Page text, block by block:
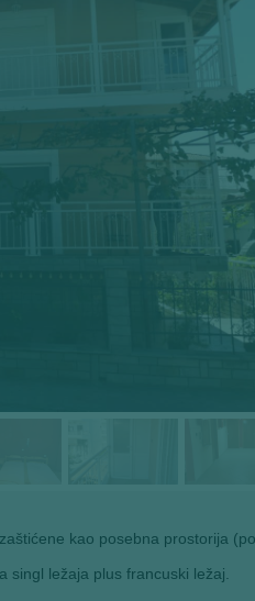
kao posebna prostorija
ležaja plus francuski ležaj.